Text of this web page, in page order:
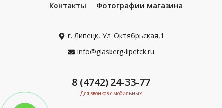
Контакты
Фотографии магазина
г. Липецк, Ул. Октябрьская,1
info@glasberg-lipetck.ru
8 (4742) 24-33-77
Для звонков с мобильных